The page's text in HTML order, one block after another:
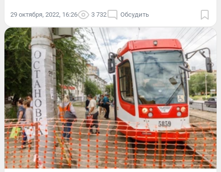
29 октября, 2022, 16:26 3 732 Обсудить